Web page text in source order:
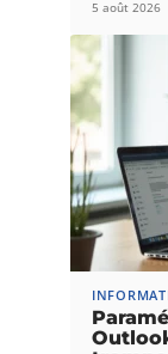
5 août 2026